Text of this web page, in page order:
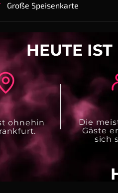
Große Speisenkarte
HEUTE IST
ohnehin
Die
Gäste
sich